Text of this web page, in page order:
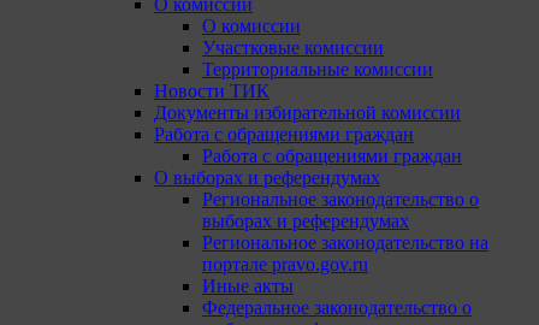
О комиссии
О комиссии
Участковые комиссии
Территориальные комиссии
Новости ТИК
Документы избирательной комиссии
Работа с обращениями граждан
Работа с обращениями граждан
О выборах и референдумах
Региональное законодательство о
выборах и референдумах
Региональное законодательство на
портале pravo.gov.ru
Иные акты
Федеральное законодательство о